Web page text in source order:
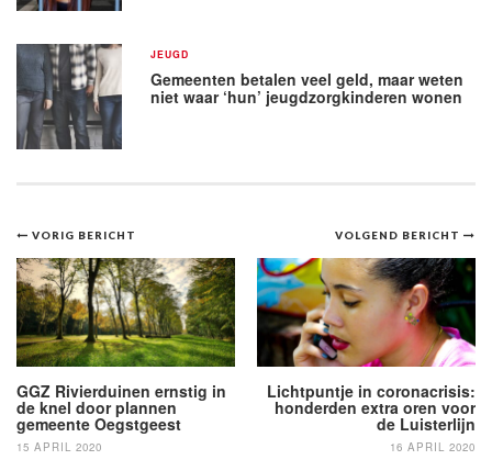
JEUGD
Gemeenten betalen veel geld, maar weten
niet waar ‘hun’ jeugdzorgkinderen wonen
Bericht
navigatie
VOLGEND BERICHT
Lichtpuntje in coronacrisis:
honderden extra oren voor
de Luisterlijn
16 APRIL 2020
VORIG BERICHT
GGZ Rivierduinen ernstig in
de knel door plannen
gemeente Oegstgeest
15 APRIL 2020